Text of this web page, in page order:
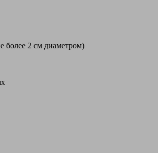
более 2 см диаметром)